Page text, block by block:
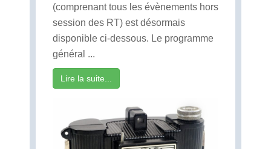
(comprenant tous les évènements hors
session des RT) est désormais
disponible ci-dessous. Le programme
général ...
Lire la suite...